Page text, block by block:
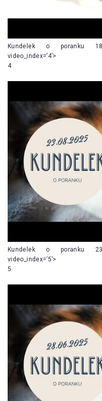
Kundelek o poranku
video_index=’4’>
4
Kundelek o poranku
video_index=’5’>
5